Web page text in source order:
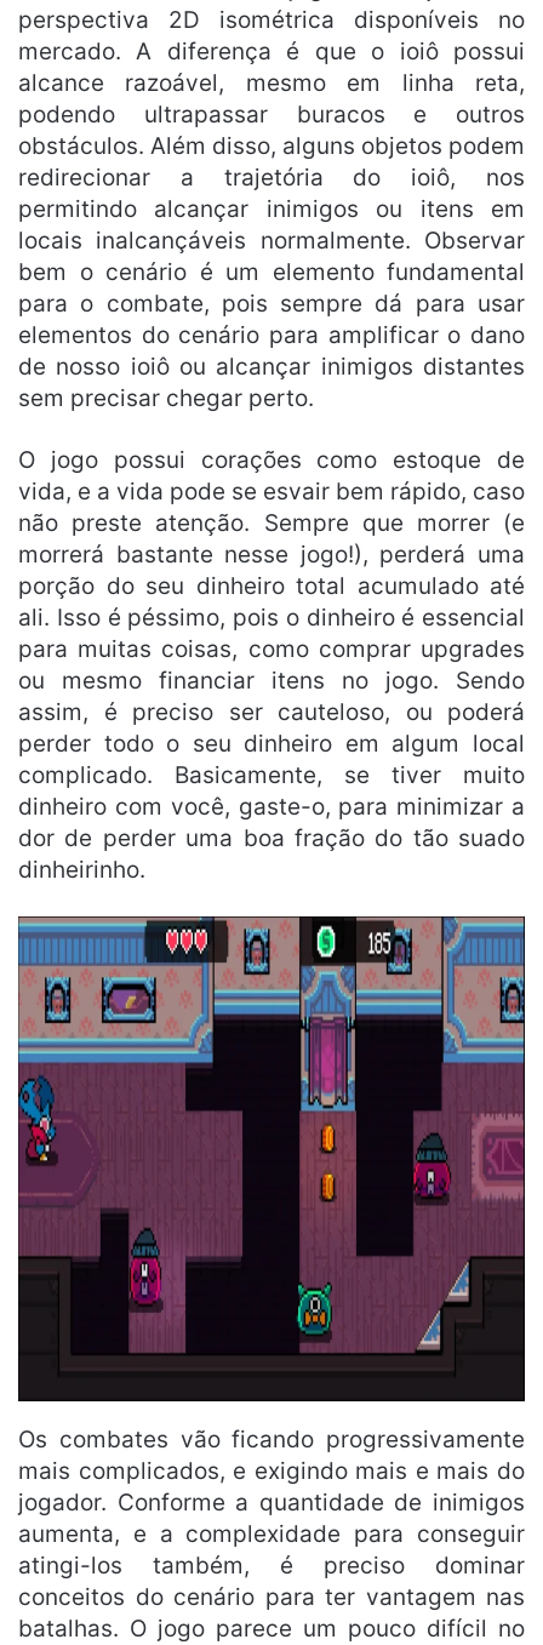
perspectiva 2D isométrica disponíveis no
mercado. A diferença é que o ioiô possui
alcance razoável, mesmo em linha reta,
podendo ultrapassar buracos e outros
obstáculos. Além disso, alguns objetos podem
redirecionar a trajetória do ioiô, nos
permitindo alcançar inimigos ou itens em
locais inalcançáveis normalmente. Observar
bem o cenário é um elemento fundamental
para o combate, pois sempre dá para usar
elementos do cenário para amplificar o dano
de nosso ioiô ou alcançar inimigos distantes
sem precisar chegar perto.
O jogo possui corações como estoque de
vida, e a vida pode se esvair bem rápido, caso
não preste atenção. Sempre que morrer (e
morrerá bastante nesse jogo!), perderá uma
porção do seu dinheiro total acumulado até
ali. Isso é péssimo, pois o dinheiro é essencial
para muitas coisas, como comprar upgrades
ou mesmo financiar itens no jogo. Sendo
assim, é preciso ser cauteloso, ou poderá
perder todo o seu dinheiro em algum local
complicado. Basicamente, se tiver muito
dinheiro com você, gaste-o, para minimizar a
dor de perder uma boa fração do tão suado
dinheirinho.
Os combates vão ficando progressivamente
mais complicados, e exigindo mais e mais do
jogador. Conforme a quantidade de inimigos
aumenta, e a complexidade para conseguir
atingi-los também, é preciso dominar
conceitos do cenário para ter vantagem nas
batalhas. O jogo parece um pouco difícil no